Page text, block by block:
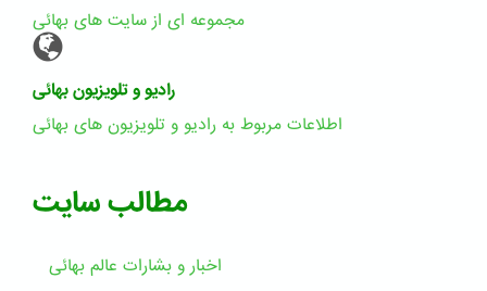
مجموعه ای از سایت های بهائی
رادیو و تلویزیون بهائی
اطلاعات مربوط به رادیو و تلویزیون های بهائی
مطالب سایت
اخبار و بشارات عالم بهائى